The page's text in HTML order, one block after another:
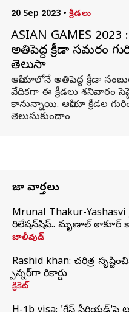
20 Sep 2023 • క్రీడలు
ASIAN GAMES
అతిపెద్ద క్రీడా సమరం
తెలుసా
ఆసియాలోనే అతిపెద్ద క్రీడా
వేదికగా ఈ క్రీడలు శనివారం
కానున్నాయి. ఆసియా క్రీడల
తెలుసుకుందాం
తాజా వార్తలు
Mrunal Thakur-
రిలేషన్‌షిప్.. మృణాల్ ఠాకూర్
బాలీవుడ్
Rashid khan: చరిత్ర
స్పిన్నర్‌గా రికార్డు
క్రికెట్